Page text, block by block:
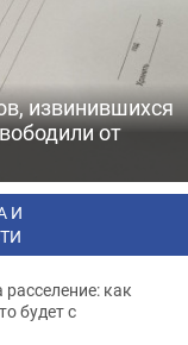
извинившихся
от
И
как
будет с